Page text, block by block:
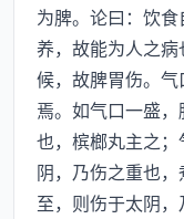
为脾。论曰：饮
养，故能为人之
候，故脾胃伤。
焉。如气口一盛
也，槟榔丸主之
阴，乃伤之重也
至，则伤于太阴